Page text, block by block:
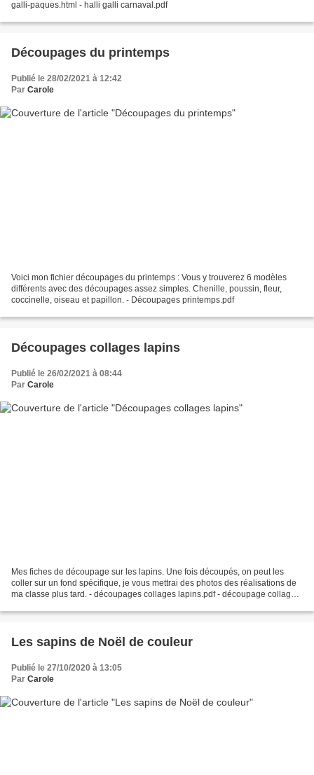
galli-paques.html - halli galli carnaval.pdf
Découpages du printemps
Publié le 28/02/2021 à 12:42
Par Carole
Voici mon fichier découpages du printemps : Vous y trouverez 6 modèles
différents avec des découpages assez simples. Chenille, poussin, fleur,
coccinelle, oiseau et papillon. - Découpages printemps.pdf
Découpages collages lapins
Publié le 26/02/2021 à 08:44
Par Carole
Mes fiches de découpage sur les lapins. Une fois découpés, on peut les
coller sur un fond spécifique, je vous mettrai des photos des réalisations de
ma classe plus tard. - découpages collages lapins.pdf - découpage collage
Les sapins de Noël de couleur
Publié le 27/10/2020 à 13:05
Par Carole